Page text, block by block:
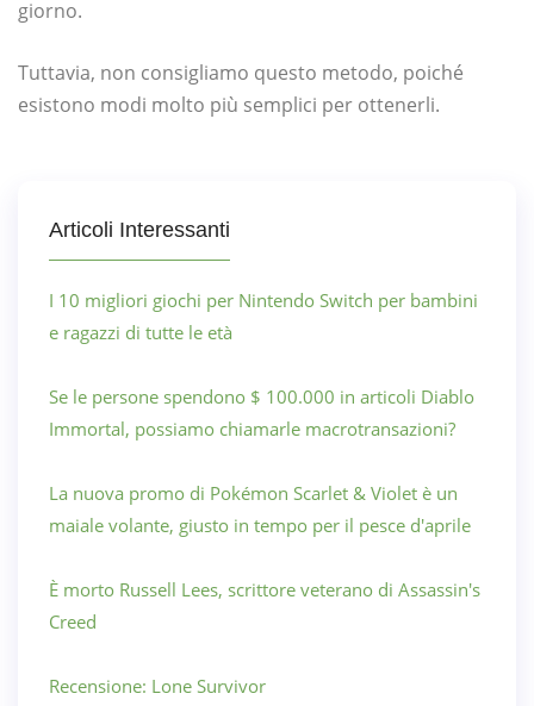
giorno.
Tuttavia, non consigliamo questo metodo, poiché
esistono modi molto più semplici per ottenerli.
Articoli Interessanti
I 10 migliori giochi per Nintendo Switch per bambini
e ragazzi di tutte le età
Se le persone spendono $ 100.000 in articoli Diablo
Immortal, possiamo chiamarle macrotransazioni?
La nuova promo di Pokémon Scarlet & Violet è un
maiale volante, giusto in tempo per il pesce d'aprile
È morto Russell Lees, scrittore veterano di Assassin's
Creed
Recensione: Lone Survivor